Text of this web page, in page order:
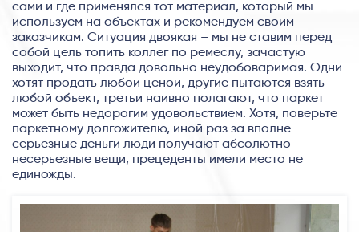
сами и где применялся тот материал, который мы
используем на объектах и рекомендуем своим
заказчикам. Ситуация двоякая – мы не ставим перед
собой цель топить коллег по ремеслу, зачастую
выходит, что правда довольно неудобоваримая. Одни
хотят продать любой ценой, другие пытаются взять
любой объект, третьи наивно полагают, что паркет
может быть недорогим удовольствием. Хотя, поверьте
паркетному долгожителю, иной раз за вполне
серьезные деньги люди получают абсолютно
несерьезные вещи, прецеденты имели место не
единожды.